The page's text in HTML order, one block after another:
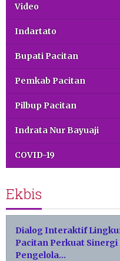
Video
Indartato
Bupati Pacitan
Pemkab Pacitan
Pilbup Pacitan
Indrata Nur Bayuaji
COVID-19
Ekbis
Dialog Interaktif
Pacitan Perkuat Sinergi
Pengelola…